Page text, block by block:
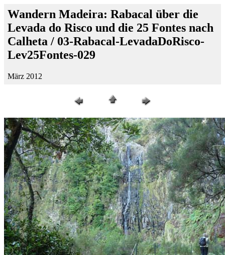
Wandern Madeira: Rabacal über die
Levada do Risco und die 25 Fontes nach
Calheta / 03-Rabacal-LevadaDoRisco-
Lev25Fontes-029
März 2012